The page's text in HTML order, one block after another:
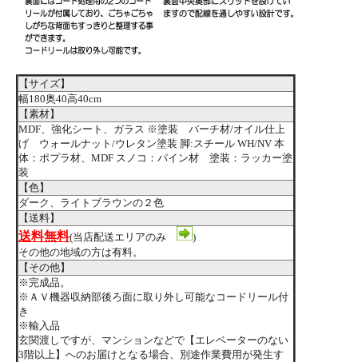
【サイズ】
幅180奥40高40cm
【素材】
MDF、強化シート、ガラス ※塗装 バーチ材/オイル仕上
げ ウォールナット/ウレタン塗装 脚:スチール WH/NV 本
体：ポプラ材、MDF スノコ：パイン材 塗装：ラッカー塗
装
【色】
ダーク、ライトブラウンの２色
【送料】
送料無料(当店配送エリアのみ
)
その他の地域の方は有料。
【その他】
※完成品。
※ＡＶ機器収納部後ろ面に取り外し可能なコードリール付
き
※輸入品
玄関渡しですが、マンションなどで【エレベーターのない
3階以上】へのお届けとなる場合、別途作業費用が発生す